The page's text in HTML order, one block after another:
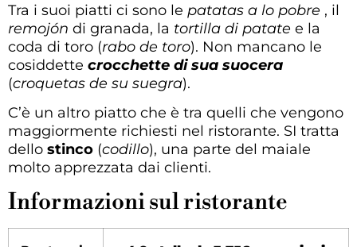
Tra i suoi piatti ci sono le patatas a lo pobre , il
remojón di granada, la tortilla di patate e la
coda di toro (rabo de toro). Non mancano le
cosiddette crocchette di sua suocera
(croquetas de su suegra).
C’è un altro piatto che è tra quelli che vengono
maggiormente richiesti nel ristorante. SI tratta
dello stinco (codillo), una parte del maiale
molto apprezzata dai clienti.
Informazioni sul ristorante